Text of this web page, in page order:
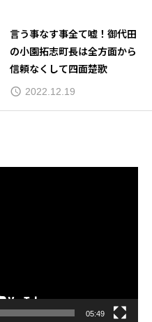
『昭和の官製談合』再来か？
小園拓志町長の談合スキーム
は仲間内の偽装相見積もりと
少額随契の合わせ技
2022.08.03
05:49